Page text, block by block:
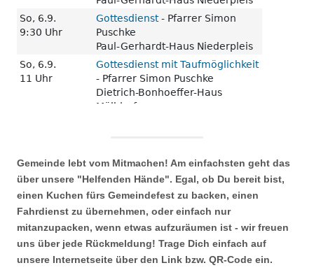
Gemeinde lebt vom Mitmachen! Am einfachsten geht das
über unsere "Helfenden Hände". Egal, ob Du bereit bist,
einen Kuchen fürs Gemeindefest zu backen, einen
Fahrdienst zu übernehmen, oder einfach nur
mitanzupacken, wenn etwas aufzuräumen ist - wir freuen
uns über jede Rückmeldung! Trage Dich einfach auf
unsere Internetseite über den Link bzw. QR-Code ein.